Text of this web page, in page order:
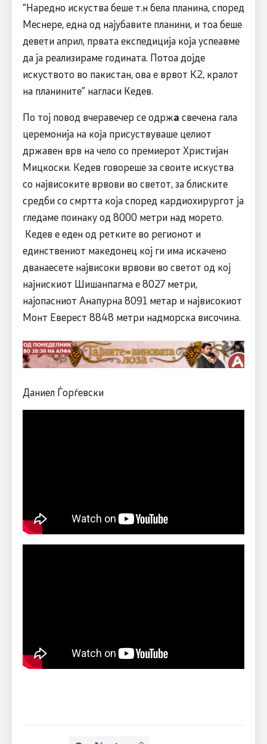
“Наредно искуства беше т.н бела планина, според
Меснере, една од најубавите планини, и тоа беше
девети април, првата експедиција која успеавме
да ја реализираме годината. Потоа дојде
искуството во пакистан, ова е врвот К2, кралот
на планините” нагласи Кедев.
По тој повод вчеравечер се одржа свечена гала
церемонија на која присуствуваше целиот
државен врв на чело со премиерот Христијан
Мицкоски. Кедев говореше за своите искуства
со највисоките врвови во светот, за блиските
средби со смртта која според кардиохирургот ја
гледаме поинаку од 8000 метри над морето.
Кедев е еден од ретките во регионот и
единствениот македонец кој ги има искачено
дванаесете највисоки врвови во светот од кој
најнискиот Шишанпагма е 8027 метри,
најопасниот Анапурна 8091 метар и највисокиот
Монт Еверест 8848 метри надморска височина.
Даниел Ѓорѓевски